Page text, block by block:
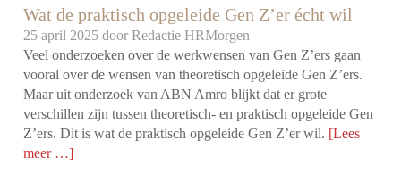
Wat de praktisch opgeleide Gen Z’er écht wil
25 april 2025 doorRedactie HRMorgen
Veel onderzoeken over de werkwensen van Gen Z’ers gaan
vooral over de wensen van theoretisch opgeleide Gen Z’ers.
Maar uit onderzoek van ABN Amro blijkt dat er grote
verschillen zijn tussen theoretisch- en praktisch opgeleide Gen
Z’ers. Dit is wat de praktisch opgeleide Gen Z’er wil. [Lees
meer …]